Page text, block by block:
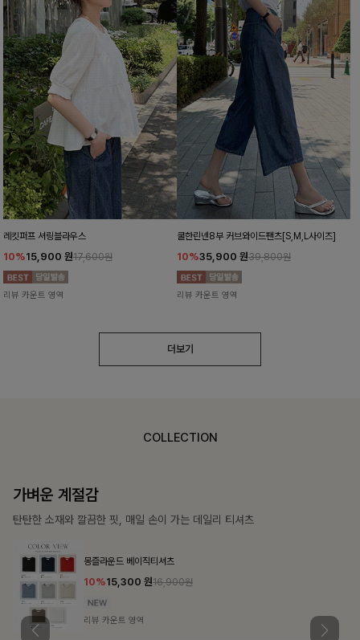
레킷퍼프 셔링블라우스
10%15,900 원17,600원
리뷰 카운트 영역
쿨한린넨8부 커브와이드팬츠[S,M,L사이즈]
10%35,900 원39,800원
리뷰 카운트 영역
더보기
COLLECTION
가장 쉬운 코디
특별한 날부터 일상까지 함께하는 룩
쥬빌스트링 포켓원피스
17%48,900원58,900원
리뷰 카운트 영역